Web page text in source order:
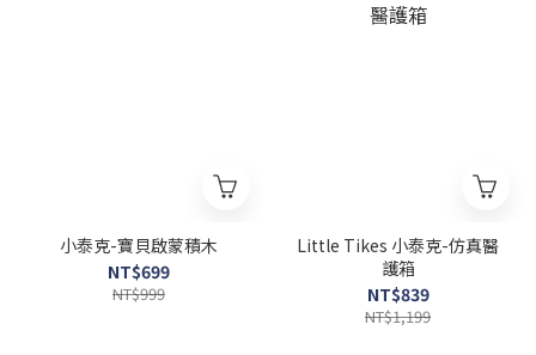
小泰克-寶貝啟蒙積木
NT$699
NT$999
Little Tikes 小泰克-仿真醫
護箱
NT$839
NT$1,199